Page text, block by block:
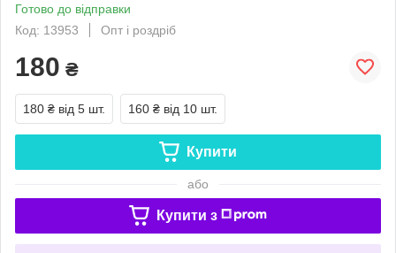
Готово до відправки
Код: 13953
Опт і роздріб
180 ₴
180 ₴ від 5 шт. 160 ₴ від 10 шт.
Купити
або
Купити з